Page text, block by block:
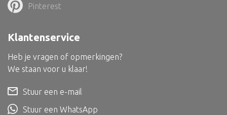
Pilaar
Pot
Dienblad
Mand
Roomdevider
Pinterest
Klantenservice
Heb je vragen of opmerkingen?
We staan voor u klaar!
Stuur een e-mail
Stuur een WhatsApp